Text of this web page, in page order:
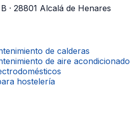
· 28801 Alcalá de Henares
de calderas
de aire acondicionado
hostelería